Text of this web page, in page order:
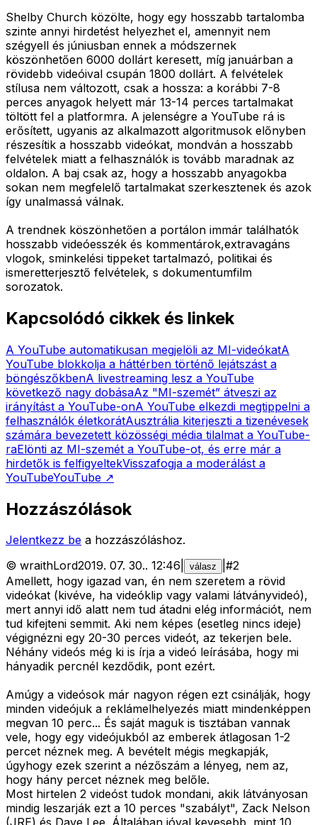
Shelby Church közölte, hogy egy hosszabb tartalomba
szinte annyi hirdetést helyezhet el, amennyit nem
szégyell és júniusban ennek a módszernek
köszönhetően 6000 dollárt keresett, míg januárban a
rövidebb videóival csupán 1800 dollárt. A felvételek
stílusa nem változott, csak a hossza: a korábbi 7-8
perces anyagok helyett már 13-14 perces tartalmakat
töltött fel a platformra. A jelenségre a YouTube rá is
erősített, ugyanis az alkalmazott algoritmusok előnyben
részesítik a hosszabb videókat, mondván a hosszabb
felvételek miatt a felhasználók is tovább maradnak az
oldalon. A baj csak az, hogy a hosszabb anyagokba
sokan nem megfelelő tartalmakat szerkesztenek és azok
így unalmassá válnak.
A trendnek köszönhetően a portálon immár találhatók
hosszabb videóesszék és kommentárok,extravagáns
vlogok, sminkelési tippeket tartalmazó, politikai és
ismeretterjesztő felvételek, s dokumentumfilm
sorozatok.
Kapcsolódó cikkek és linkek
A YouTube automatikusan megjelöli az MI-videókatA
YouTube blokkolja a háttérben történő lejátszást a
böngészőkbenA livestreaming lesz a YouTube
következő nagy dobásaAz "MI-szemét” átveszi az
irányítást a YouTube-onA YouTube elkezdi megtippelni a
felhasználók életkorátAusztrália kiterjeszti a tizenévesek
számára bevezetett közösségi média tilalmat a YouTube-
raElönti az MI-szemét a YouTube-ot, és erre már a
hirdetők is felfigyeltekVisszafogja a moderálást a
YouTubeYouTube ↗
Hozzászólások
Jelentkezz be a hozzászóláshoz.
© wraithLord2019. 07. 30.. 12:46 válasz #2
Amellett, hogy igazad van, én nem szeretem a rövid
videókat (kivéve, ha videóklip vagy valami látványvideó),
mert annyi idő alatt nem tud átadni elég információt, nem
tud kifejteni semmit. Aki nem képes (esetleg nincs ideje)
végignézni egy 20-30 perces videót, az tekerjen bele.
Néhány videós még ki is írja a videó leírásába, hogy mi
hányadik percnél kezdődik, pont ezért.
Amúgy a videósok már nagyon régen ezt csinálják, hogy
minden videójuk a reklámelhelyezés miatt mindenképpen
megvan 10 perc... És saját maguk is tisztában vannak
vele, hogy egy videójukból az emberek átlagosan 1-2
percet néznek meg. A bevételt mégis megkapják,
úgyhogy ezek szerint a nézőszám a lényeg, nem az,
hogy hány percet néznek meg belőle.
Most hirtelen 2 videóst tudok mondani, akik látványosan
mindig leszarják ezt a 10 perces "szabályt", Zack Nelson